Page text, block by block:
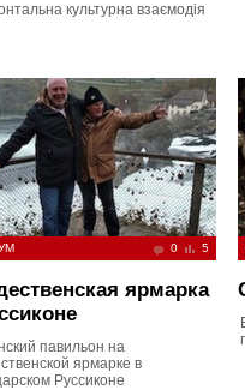
культурна взаємодія
0 5
ярмарка
павильон на
ярмарке в
Руссиконе